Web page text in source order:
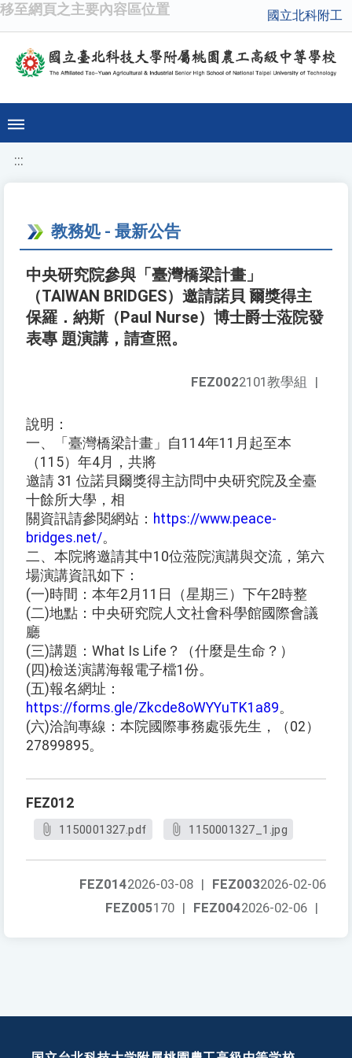
移至網頁之主要內容區位置 國立北科附工
:::
教務処 - 最新公告
中央研究院參與「臺灣橋梁計畫」
（TAIWAN BRIDGES）邀請諾貝 爾獎得主
保羅．納斯（Paul Nurse）博士爵士蒞院發
表專 題演講，請查照。
FEZ0022101教學組 |
說明：
一、「臺灣橋梁計畫」自114年11月起至本
（115）年4月，共將
邀請 31 位諾貝爾獎得主訪問中央研究院及全臺
十餘所大學，相
關資訊請參閱網站： https://www.peace-
bridges.net/。
二、本院將邀請其中10位蒞院演講與交流，第六
場演講資訊如下：
(一)時間：本年2月11日（星期三）下午2時整
(二)地點：中央研究院人文社會科學館國際會議
廳
(三)講題：What Is Life？（什麼是生命？）
(四)檢送演講海報電子檔1份。
(五)報名網址：
https://forms.gle/Zkcde8oWYYuTK1a89。
(六)洽詢專線：本院國際事務處張先生，（02）
27899895。
FEZ012
1150001327.pdf 1150001327_1.jpg
FEZ0032026-02-06
FEZ0142026-03-08 |
FEZ0042026-02-06 |
FEZ005170 |